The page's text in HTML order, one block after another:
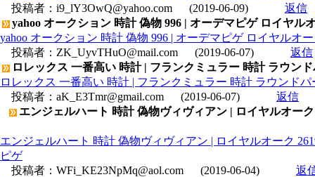
投稿者： i9_lY3OwQ@yahoo.com (2019-06-09)
返信
yahoo オークション 時計 偽物 996 | オーデマピゲ ロイヤル
yahoo オークション 時計 偽物 996 | オーデマピゲ ロイヤルオ
投稿者： ZK_UyvTHuO@mail.com (2019-06-07)
返信
ロレックス 一番高い 時計 | フランクミュラー 時計 ラウン
ロレックス 一番高い 時計 | フランクミュラー 時計 ラウンド
投稿者： aK_E3Tmr@gmail.com (2019-06-07)
返信
エンジェルハート 時計 偽物ヴィヴィアン | ロイヤルオー
エンジェルハート 時計 偽物ヴィヴィアン | ロイヤルオーク
ピゲ
投稿者： WFi_KE23NpMq@aol.com (2019-06-04)
返